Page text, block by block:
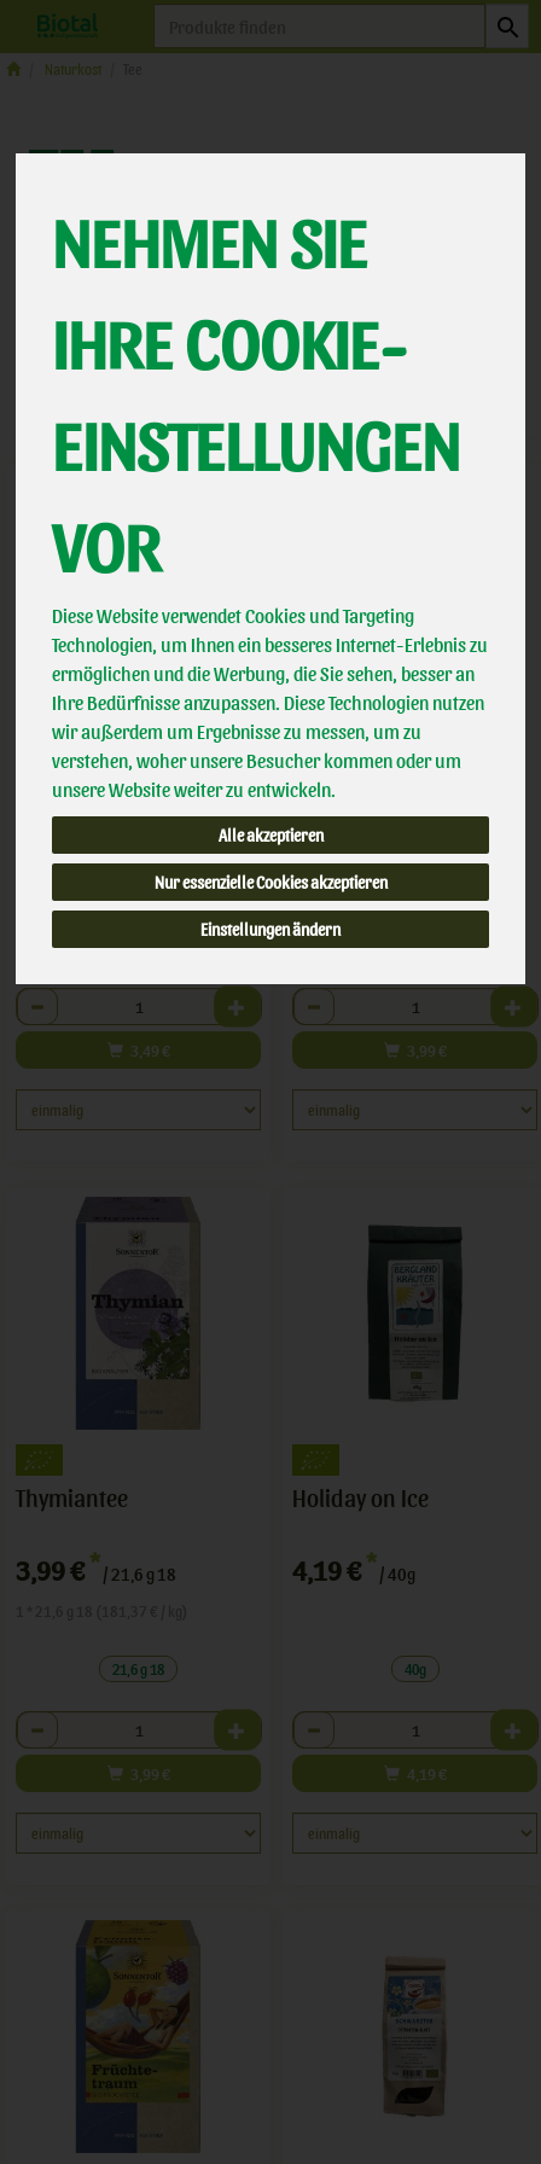
NEHMEN SIE
IHRE COOKIE-
EINSTELLUNGEN
VOR
Diese Website verwendet Cookies und Targeting
Technologien, um Ihnen ein besseres Internet-Erlebnis zu
ermöglichen und die Werbung, die Sie sehen, besser an
Ihre Bedürfnisse anzupassen. Diese Technologien nutzen
wir außerdem um Ergebnisse zu messen, um zu
verstehen, woher unsere Besucher kommen oder um
unsere Website weiter zu entwickeln.
Alle akzeptieren
Nur essenzielle Cookies akzeptieren
Einstellungen ändern
Naturkost
TEE
12
Hersteller Ernährung Allergene
Pfefferminze
3,49 € / 30g
30g
Anzahl
3,49 €
Salbeitee
3,99 € / 18g 18 TB
1 * 18g 18 TB (221,67 € / kg)
18g 18 TB
Anzahl
3,99 €
Thymiantee
3,99 € */ 21,6 g 18
21,6 g 18
Anzahl
3,99 €
Holiday on Ice
4,19 € */ 40g
40g
Anzahl
4,19 €